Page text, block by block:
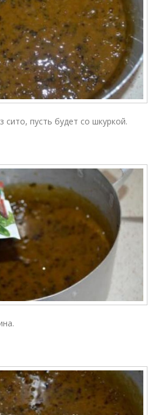
сито, пусть будет со шкуркой.